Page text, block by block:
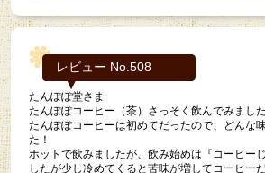
レビュー No.508
たんぽぽ堂さま
たんぽぽコーヒー（茶）さっそく飲んでみまし
たんぽぽコーヒーは初めてだったので、どんな
た！
ホットで飲みましたが、飲み始めは『コーヒー
したが少し冷めてくると苦味が増してコーヒー